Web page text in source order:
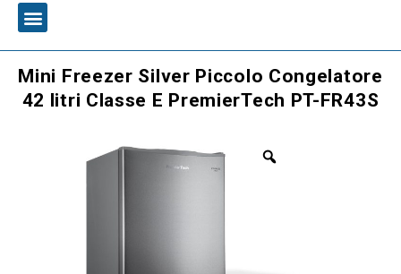
Mini Freezer Silver Piccolo Congelatore
42 litri Classe E PremierTech PT-FR43S